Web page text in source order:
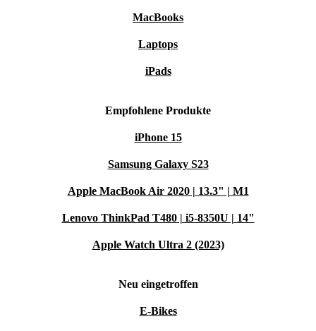
MacBooks
Laptops
iPads
Empfohlene Produkte
iPhone 15
Samsung Galaxy S23
Apple MacBook Air 2020 | 13.3" | M1
Lenovo ThinkPad T480 | i5-8350U | 14"
Apple Watch Ultra 2 (2023)
Neu eingetroffen
E-Bikes